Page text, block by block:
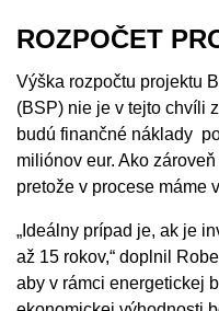
ROZPOČET
Výška rozpočtu projektu
(BSP) nie je v tejto chvíli
budú finančné náklady
miliónov eur. Ako
pretože v procese máme
„Ideálny prípad je, ak je
až 15 rokov,“ doplnil
aby v rámci energetickej